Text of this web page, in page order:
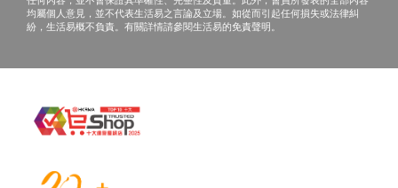
梅毒血清測試
醫護人員講解報告
均屬個人意見，並不代表生活易之言論及立場。如從而引起任何損失或法律糾
紛，生活易概不負責。有關詳情請參閱生活易的免責聲明。